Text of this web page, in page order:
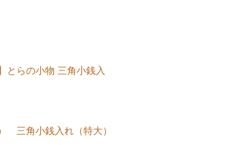
とらの小物 三角小銭入
三角小銭入れ（特大）